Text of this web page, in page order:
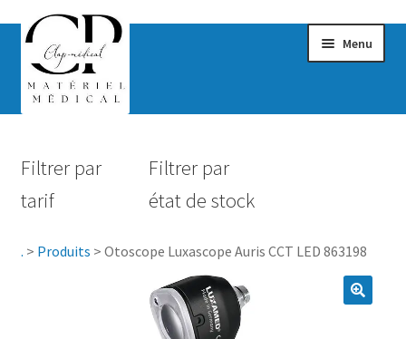
Menu
Hygiène
Filtrer par
tarif
Filtrer par
état de stock
. > Produits > Otoscope Luxascope Auris CCT LED 863198